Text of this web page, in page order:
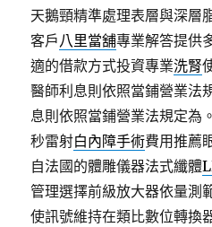
天鵝頸精準處理表層與深層
客戶八里當舖專業解答提供
適的借款方式投資專業洗腎
醫師利息則依照當鋪營業法
息則依照當鋪營業法規定為
秒雷射白內障手術費用推薦
自法國的體雕儀器法式纖體
管理選擇前級放大器依量測
使訊號維持在類比數位轉換